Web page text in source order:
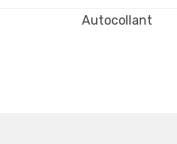
Autocollant